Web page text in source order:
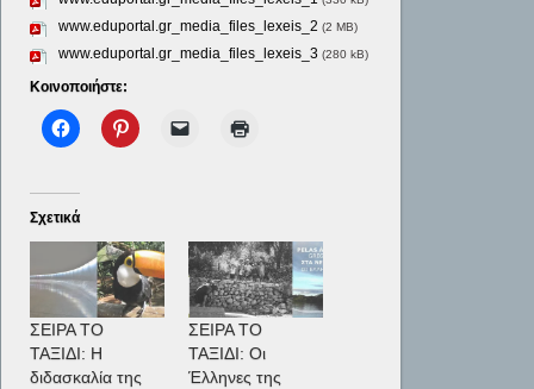
www.eduportal.gr_media_files_lexeis_2 (2 MB)
www.eduportal.gr_media_files_lexeis_3 (280 kB)
Κοινοποιήστε:
Σχετικά
ΣΕΙΡΑ ΤΟ
ΤΑΞΙΔΙ: Η
διδασκαλία της
ΣΕΙΡΑ ΤΟ
ΤΑΞΙΔΙ: Οι
Έλληνες της